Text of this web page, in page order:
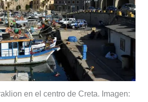
en el centro de Creta. Imagen: